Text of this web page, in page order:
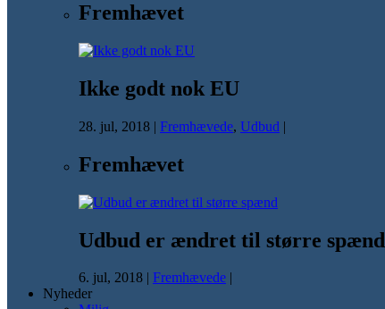
Fremhævet
Ikke godt nok EU
28. jul, 2018 | Fremhævede, Udbud |
Fremhævet
Udbud er ændret til større spænd
6. jul, 2018 | Fremhævede |
Nyheder